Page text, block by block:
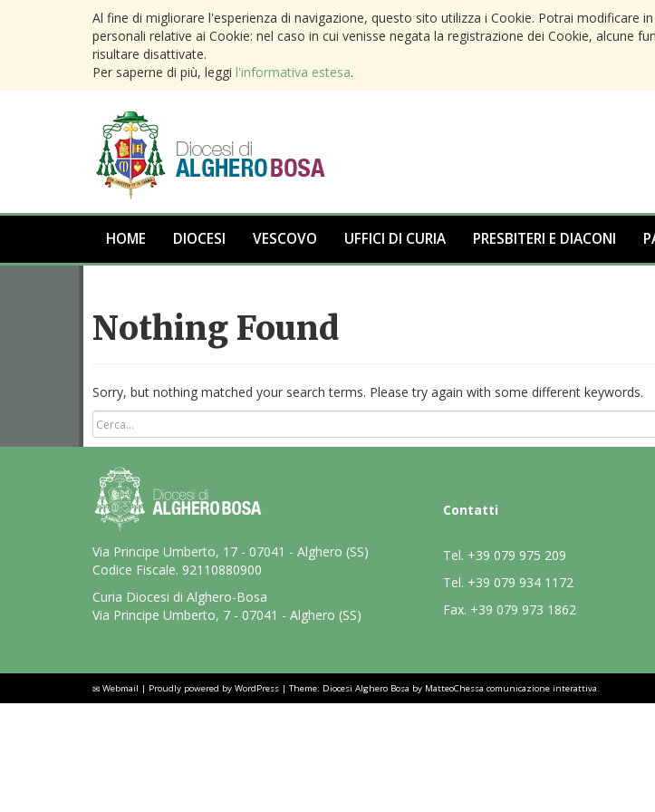
Al fine di migliorare l'esperienza di navigazione, questo sito utilizza i Cookie. Potrai modificare
personali relative ai Cookie: nel caso in cui venisse negata la registrazione dei Cookie, alcune
risultare disattivate.
Per saperne di più, leggi l'informativa estesa.
HOME DIOCESI VESCOVO UFFICI DI CURIA PRESBITERI E DIACONI
Nothing Found
Sorry, but nothing matched your search terms. Please try again with some different keywords.
Via Principe Umberto, 17 - 07041 - Alghero (SS)
Codice Fiscale. 92110880900
Curia Diocesi di Alghero-Bosa
Via Principe Umberto, 7 - 07041 - Alghero (SS)
Contatti
Tel. +39 079 975 209
Tel. +39 079 934 1172
Fax. +39 079 973 1862
Webmail | Proudly powered by WordPress | Theme: Diocesi Alghero Bosa by MatteoChessa comunicazione interattiva.